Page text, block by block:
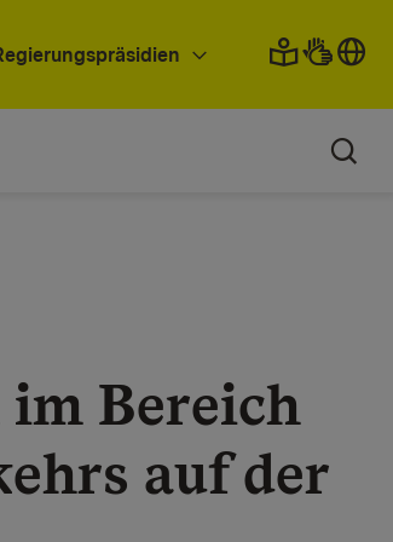
Bereich
auf der